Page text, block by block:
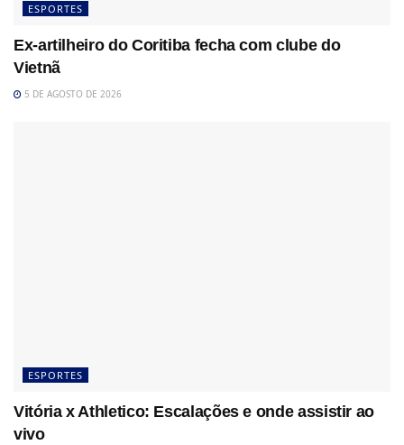
ESPORTES
Ex-artilheiro do Coritiba fecha com clube do
Vietnã
5 DE AGOSTO DE 2026
ESPORTES
Vitória x Athletico: Escalações e onde assistir ao
vivo